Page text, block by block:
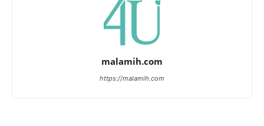
malamih.com
https://malamih.com